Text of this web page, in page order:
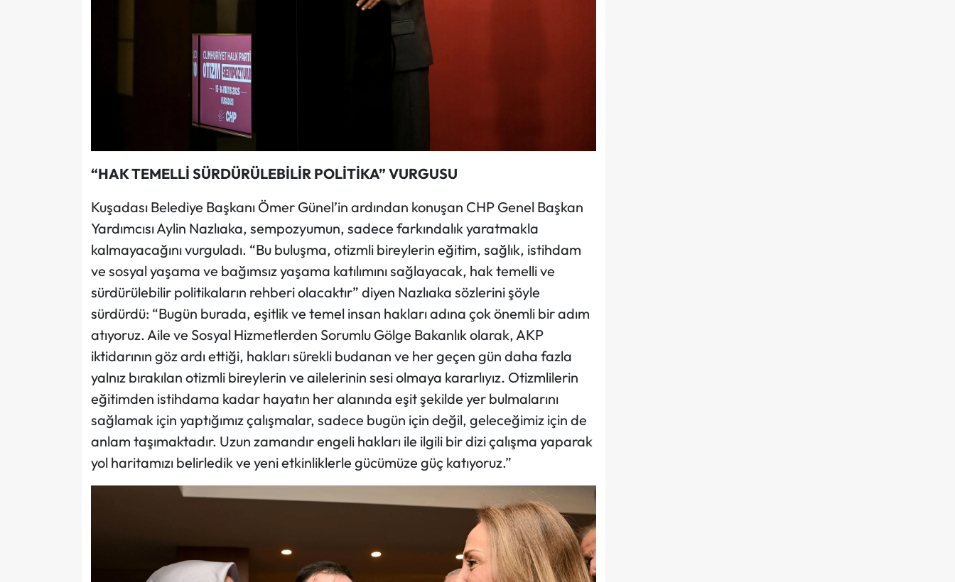
“HAK TEMELLİ SÜRDÜRÜLEBİLİR POLİTİKA” VURGUSU
Kuşadası Belediye Başkanı Ömer Günel’in ardından konuşan CHP Genel Başkan
Yardımcısı Aylin Nazlıaka, sempozyumun, sadece farkındalık yaratmakla
kalmayacağını vurguladı. “Bu buluşma, otizmli bireylerin eğitim, sağlık, istihdam
ve sosyal yaşama ve bağımsız yaşama katılımını sağlayacak, hak temelli ve
sürdürülebilir politikaların rehberi olacaktır” diyen Nazlıaka sözlerini şöyle
sürdürdü: “Bugün burada, eşitlik ve temel insan hakları adına çok önemli bir adım
atıyoruz. Aile ve Sosyal Hizmetlerden Sorumlu Gölge Bakanlık olarak, AKP
iktidarının göz ardı ettiği, hakları sürekli budanan ve her geçen gün daha fazla
yalnız bırakılan otizmli bireylerin ve ailelerinin sesi olmaya kararlıyız. Otizmlilerin
eğitimden istihdama kadar hayatın her alanında eşit şekilde yer bulmalarını
sağlamak için yaptığımız çalışmalar, sadece bugün için değil, geleceğimiz için de
anlam taşımaktadır. Uzun zamandır engeli hakları ile ilgili bir dizi çalışma yaparak
yol haritamızı belirledik ve yeni etkinliklerle gücümüze güç katıyoruz.”